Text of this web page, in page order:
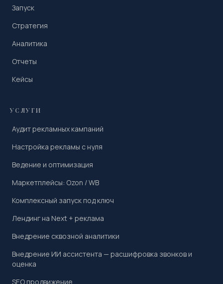
Запуск
Стратегия
Аналитика
Отчеты
Кейсы
УСЛУГИ
Аудит рекламных кампаний
Настройка рекламы с нуля
Ведение и оптимизация
Маркетплейсы: Ozon / WB
Комплексный запуск под ключ
Лендинг на Next + реклама
Внедрение сквозной аналитики
Внедрение ИИ ассистента — расшифровка звонков и
оценка
SEO продвижение